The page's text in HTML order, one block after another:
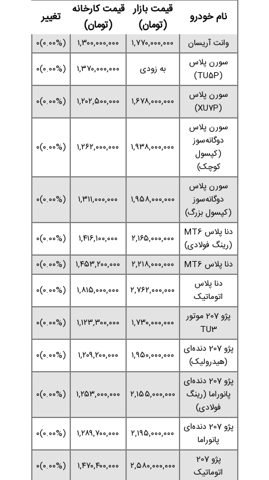
نام خودرو
قیمت بازار
(تومان)
قیمت کارخانه
(تومان)
تغییر
وانت آریسان ۱,۷۷۰,۰۰۰,۰۰۰ ۱,۳۰۰,۰۰۰,۰۰۰
(۰.۰۰%)۰
سورن پلاس
(TU5P)
به زودی ۱,۳۷۰,۰۰۰,۰۰۰
(۰.۰۰%)۰
سورن پلاس
(XU7P)
۱,۶۷۸,۰۰۰,۰۰۰ ۱,۲۰۲,۵۰۰,۰۰۰
(۰.۰۰%)۰
سورن پلاس
دوگانه‌سوز
(کپسول
کوچک)
۱,۹۳۸,۰۰۰,۰۰۰ ۱,۲۶۲,۰۰۰,۰۰۰ (۰.۰۰%)۰
سورن پلاس
دوگانه‌سوز
(کپسول بزرگ)
۱,۹۵۸,۰۰۰,۰۰۰ ۱,۳۱۱,۰۰۰,۰۰۰ (۰.۰۰%)۰
دنا پلاس MT6
(رینگ فولادی)
۲,۱۶۵,۰۰۰,۰۰۰ ۱,۴۱۶,۱۰۰,۰۰۰
(۰.۰۰%)۰
دنا پلاس MT6
۲,۲۱۸,۰۰۰,۰۰۰ ۱,۴۵۳,۲۰۰,۰۰۰
(۰.۰۰%)۰
دنا پلاس
اتوماتیک
۲,۷۶۲,۰۰۰,۰۰۰ ۱,۸۱۵,۰۰۰,۰۰۰
(۰.۰۰%)۰
پژو 207 موتور
TU3
۱,۷۳۰,۰۰۰,۰۰۰ ۱,۱۲۳,۳۰۰,۰۰۰
(۰.۰۰%)۰
پژو 207 دنده‌ای
(هیدرولیک)
۱,۹۵۰,۰۰۰,۰۰۰ ۱,۲۰۹,۲۰۰,۰۰۰
(۰.۰۰%)۰
پژو 207 دنده‌ای
پانوراما (رینگ
فولادی)
۲,۱۵۵,۰۰۰,۰۰۰ ۱,۲۵۳,۰۰۰,۰۰۰ (۰.۰۰%)۰
پژو 207 دنده‌ای
پانوراما
۲,۱۹۵,۰۰۰,۰۰۰ ۱,۲۸۹,۷۰۰,۰۰۰
(۰.۰۰%)۰
پژو 207
اتوماتیک
۲,۵۸۰,۰۰۰,۰۰۰ ۱,۴۷۰,۴۰۰,۰۰۰
(۰.۰۰%)۰